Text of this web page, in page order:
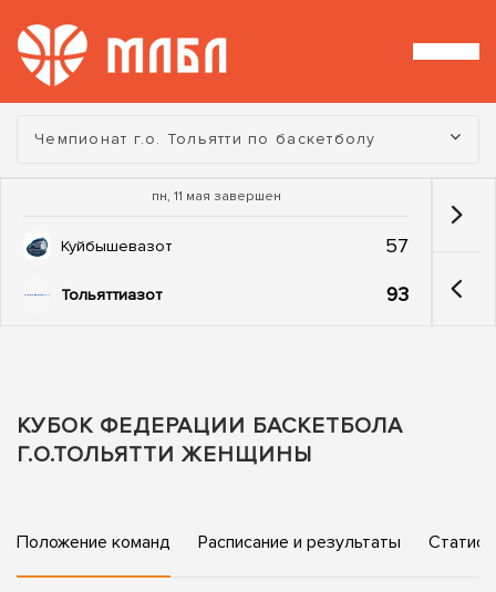
Турнир:
Чемпионат г.о. Тольятти по баскетболу
пн, 11 мая завершен
Куйбышевазот 57
Тольяттиазот 93
КУБОК ФЕДЕРАЦИИ БАСКЕТБОЛА
Г.О.ТОЛЬЯТТИ ЖЕНЩИНЫ
Положение команд Расписание и результаты